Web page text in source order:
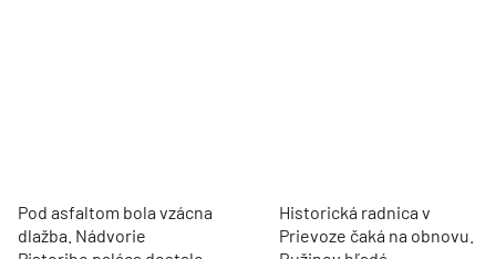
Pod asfaltom bola vzácna
dlažba. Nádvorie
Historická radnica v
Prievoze čaká na obnovu.